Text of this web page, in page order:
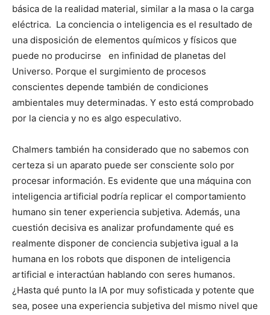
básica de la realidad material, similar a la masa o la carga
eléctrica. La conciencia o inteligencia es el resultado de
una disposición de elementos químicos y físicos que
puede no producirse en infinidad de planetas del
Universo. Porque el surgimiento de procesos
conscientes depende también de condiciones
ambientales muy determinadas. Y esto está comprobado
por la ciencia y no es algo especulativo.
Chalmers también ha considerado que no sabemos con
certeza si un aparato puede ser consciente solo por
procesar información. Es evidente que una máquina con
inteligencia artificial podría replicar el comportamiento
humano sin tener experiencia subjetiva. Además, una
cuestión decisiva es analizar profundamente qué es
realmente disponer de conciencia subjetiva igual a la
humana en los robots que disponen de inteligencia
artificial e interactúan hablando con seres humanos.
¿Hasta qué punto la IA por muy sofisticada y potente que
sea, posee una experiencia subjetiva del mismo nivel que